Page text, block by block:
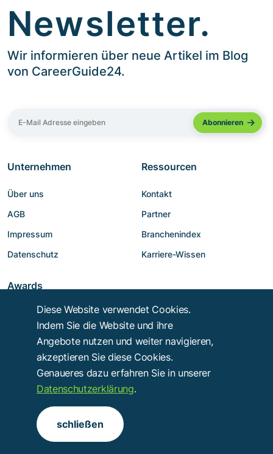
Newsletter.
Wir informieren über neue Artikel im Blog
von CareerGuide24.
Unternehmen
Über uns
AGB
Impressum
Datenschutz
Ressourcen
Kontakt
Partner
Branchenindex
Karriere-Wissen
Awards
Copyright © 2014 - 2026 Troy Verlags- und Werbungsgesellschaft mbH
Alle Rechte vorbehalten.
Diese Website verwendet Cookies.
Indem Sie die Website und ihre
Angebote nutzen und weiter navigieren,
akzeptieren Sie diese Cookies.
Genaueres dazu erfahren Sie in unserer
Datenschutzerklärung.
schließen